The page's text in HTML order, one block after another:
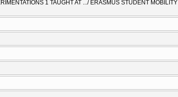
1 TAUGHT AT .../ ERASMUS STUDENT MOBILITY